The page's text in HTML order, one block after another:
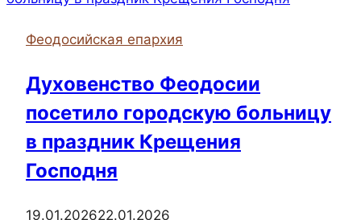
МВД
МЧС
встретился
сотрудниками
Феодосийская епархия
Духовенство Феодосии
посетило городскую больницу
в праздник Крещения
Господня
19.01.202622.01.2026